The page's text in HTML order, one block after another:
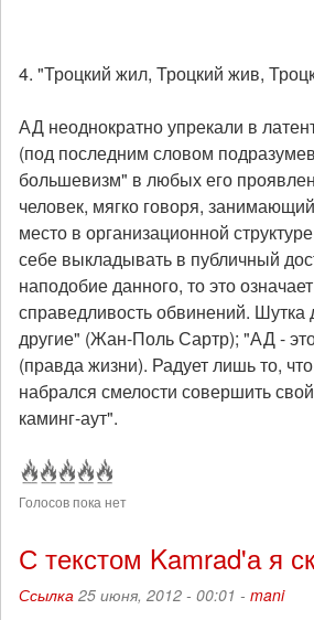
4. "Троцкий жил, Троцкий жив,
АД неоднократно упрекали в
(под последним словом
большевизм" в любых его
человек, мягко говоря,
место в организационной
себе выкладывать в публичный
наподобие данного, то это
справедливость обвинений. Шутка
другие" (Жан-Поль Сартр); "АД -
(правда жизни). Радует лишь то,
набрался смелости совершить
каминг-аут".
Голосов пока нет
С текстом Kamrad'а я
Ссылка 25 июня, 2012 - 00:01 - mani